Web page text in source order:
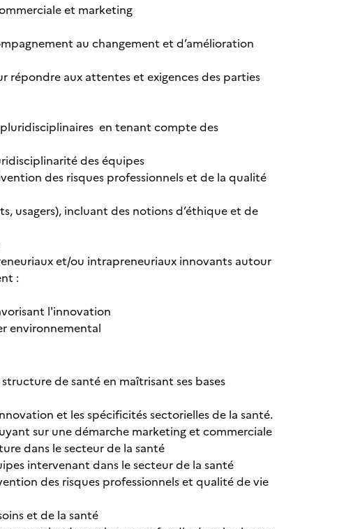
et marketing
au changement et d’amélioration
répondre aux attentes et exigences des parties
en tenant compte des
des équipes
des risques professionnels et de la qualité
usagers), incluant des notions d’éthique et de
et/ou intrapreneuriaux innovants autour
:
l'innovation
environnemental
de santé en maîtrisant ses bases
et les spécificités sectorielles de la santé.
sur une démarche marketing et commerciale
dans le secteur de la santé
intervenant dans le secteur de la santé
des risques professionnels et qualité de vie
et de la santé